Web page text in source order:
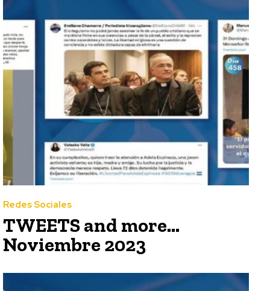
Redes Sociales
TWEETS and more…
Noviembre 2023